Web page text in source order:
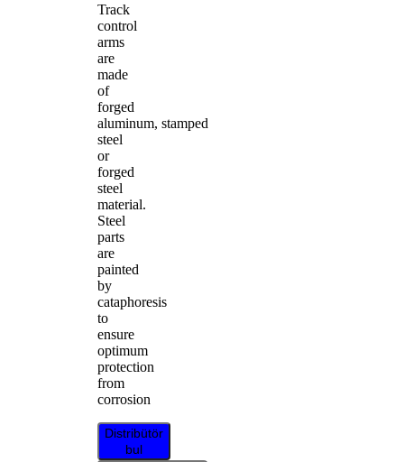
Track
control
arms
are
made
of
forged
aluminum, stamped
steel
or
forged
steel
material.
Steel
parts
are
painted
by
cataphoresis
to
ensure
optimum
protection
from
corrosion
Distribütör
bul